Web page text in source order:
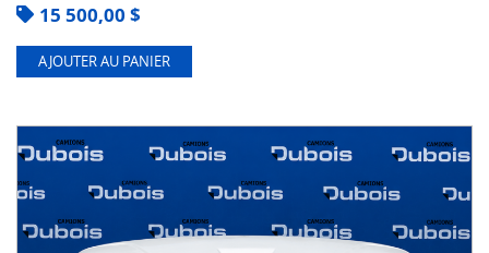
15 500,00 $
AJOUTER AU PANIER